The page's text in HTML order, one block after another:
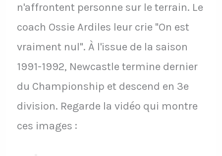
n'affrontent personne sur le terrain. Le
coach Ossie Ardiles leur crie "On est
vraiment nul". À l'issue de la saison
1991-1992, Newcastle termine dernier
du Championship et descend en 3e
division. Regarde la vidéo qui montre
ces images :